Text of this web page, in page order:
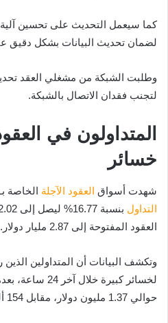
كما سيعمل التحديث على تحسين
لضمان تحديث البيانات بشكل دقيق
وطلبت الشبكة من مشغلي العقد
لتجنب فقدان الاتصال بالشبكة.
المتداولون في
خسائر
شهدت أسواق العقود الآجلة الخاصة بـXRP انخفاضًا في حجم
التداول
العقود المفتوحة إلى 2.87 مليار دولار.
وتكشف البيانات أن المتداولين
لخسائر كبيرة
حوالي 1.37 مليون دولار، مقابل 154 ألف دولار فقط لمراكز البيع.